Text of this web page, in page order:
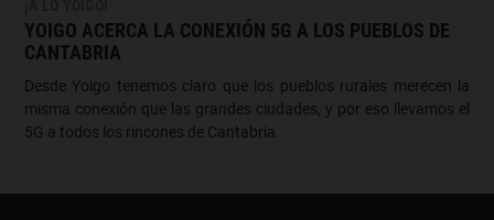
YOIGO ACERCA LA CONEXIÓN 5G A LOS PUEBLOS DE
CANTABRIA
Desde Yoigo tenemos claro que los pueblos rurales merecen la
misma conexión que las grandes ciudades, y por eso llevamos el
5G a todos los rincones de Cantabria.